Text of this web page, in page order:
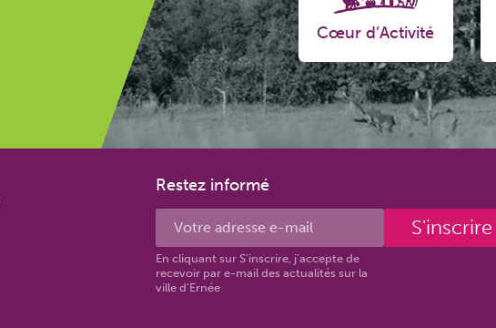
Cœur d’Activité
Restez informé
En cliquant sur S'inscrire, j’accepte de
recevoir par e-mail des actualités sur la
ville d'Ernée
S'inscrire